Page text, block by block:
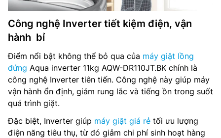
Công nghệ Inverter tiết kiệm điện, vận
hành bỉ
Điểm nổi bật không thể bỏ qua của máy giặt lồng
đứng Aqua inverter 11kg AQW-DR110JT.BK chính là
công nghệ Inverter tiên tiến. Công nghệ này giúp máy
vận hành ổn định, giảm rung lắc và tiếng ồn trong suốt
quá trình giặt.
Đặc biệt, Inverter giúp máy giặt giá rẻ tối ưu lượng
điện năng tiêu thụ, từ đó giảm chi phí sinh hoạt hàng